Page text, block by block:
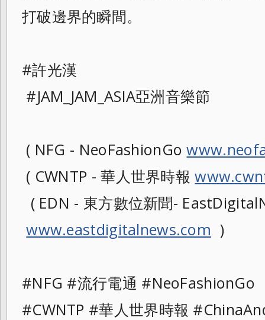
打破邊界的瞬間。
#許光漢
#JAM_JAM_ASIA亞洲音樂節
( NFG - NeoFashionGo
( CWNTP - 華人世界時報
( EDN - 東方數位新聞-
www.eastdigitalnews.com )
#NFG #流行電通
#CWNTP #華人世界時報